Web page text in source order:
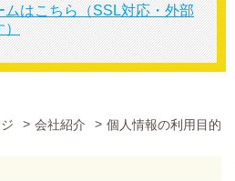
ムはこちら（SSL対応・外部
会社紹介 個人情報の利用目的